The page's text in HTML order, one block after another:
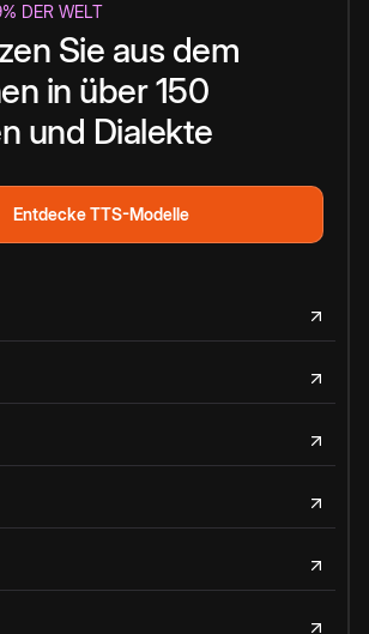
DER WELT
Sie aus dem
in über 150
und Dialekte
Entdecke TTS-Modelle